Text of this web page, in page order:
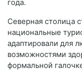
года.
Северная столица
национальные
адаптировали для
возможностями
формальной